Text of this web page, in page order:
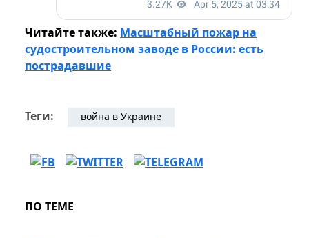
Читайте также: Масштабный пожар на
судостроительном заводе в России: есть
пострадавшие
Теги: война в Украине
ПО ТЕМЕ